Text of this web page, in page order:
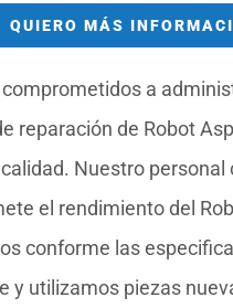
QUIERO MÁS
a
reparación de Robot
Nuestro personal
el rendimiento del
conforme las
y utilizamos piezas